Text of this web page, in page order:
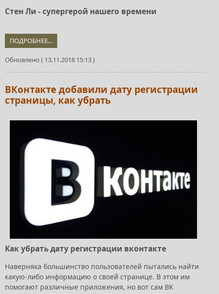
Стен Ли - супергерой нашего времени
ПОДРОБНЕЕ...
Обновлено ( 13.11.2018 15:13 )
ВКонтакте добавили дату регистрации
страницы, как убрать
Как убрать дату регистрации вконтакте
Наверняка большинство пользователей пытались найти
какую-либо информацию о своей странице. В этом им
помогают различные приложения, но вот сам ВК